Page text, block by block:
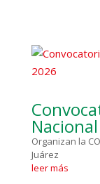
Organizan la
Juárez
leer más